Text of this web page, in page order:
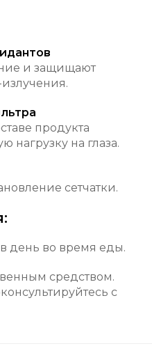
и защищают
продукта
нагрузку на глаза.
сетчатки.
день во время еды.
средством.
с